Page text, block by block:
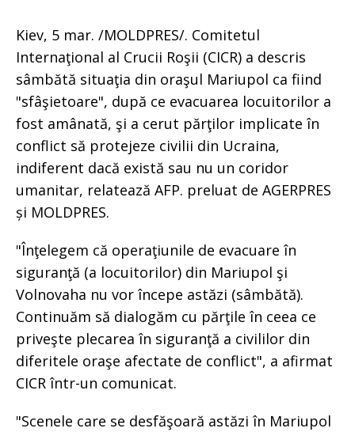
Kiev, 5 mar. /MOLDPRES/. Comitetul
Internaţional al Crucii Roşii (CICR) a descris
sâmbătă situaţia din oraşul Mariupol ca fiind
"sfâşietoare", după ce evacuarea locuitorilor a
fost amânată, şi a cerut părţilor implicate în
conflict să protejeze civilii din Ucraina,
indiferent dacă există sau nu un coridor
umanitar, relatează AFP. preluat de AGERPRES
și MOLDPRES.
"Înţelegem că operaţiunile de evacuare în
siguranţă (a locuitorilor) din Mariupol şi
Volnovaha nu vor începe astăzi (sâmbătă).
Continuăm să dialogăm cu părţile în ceea ce
priveşte plecarea în siguranţă a civililor din
diferitele oraşe afectate de conflict", a afirmat
CICR într-un comunicat.
"Scenele care se desfăşoară astăzi în Mariupol